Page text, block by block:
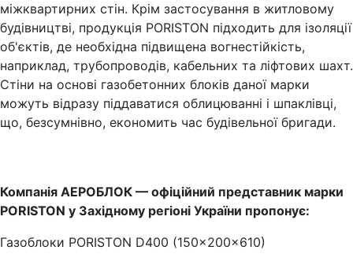
міжквартирних стін. Крім застосування в житловому
будівництві, продукція PORISTON підходить для ізоляції
об'єктів, де необхідна підвищена вогнестійкість,
наприклад, трубопроводів, кабельних та ліфтових шахт.
Стіни на основі газобетонних блоків даної марки
можуть відразу піддаватися облицюванні і шпаклівці,
що, безсумнівно, економить час будівельної бригади.
Компанія АЕРОБЛОК — офіційний представник марки
PORISTON у Західному регіоні України пропонує:
Газоблоки PORISTON D400 (150x200x610)